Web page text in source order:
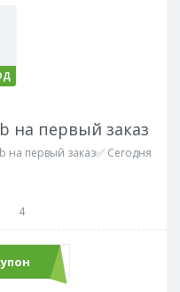
на первый заказ
на первый заказ✅ Сегодня
4
ЖАРА